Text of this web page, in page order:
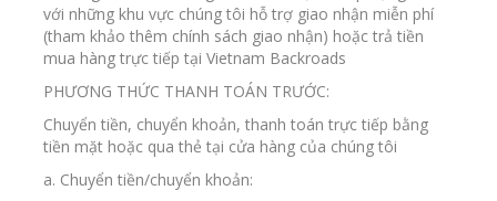
a
t
i
o
n
với những khu vực chúng tôi hỗ trợ giao nhận miễn phí
(tham khảo thêm chính sách giao nhận) hoặc trả tiền
mua hàng trực tiếp tại Vietnam Backroads
PHƯƠNG THỨC THANH TOÁN TRƯỚC:
Chuyển tiền, chuyển khoản, thanh toán trực tiếp bằng
tiền mặt hoặc qua thẻ tại cửa hàng của chúng tôi
a. Chuyển tiền/chuyển khoản: